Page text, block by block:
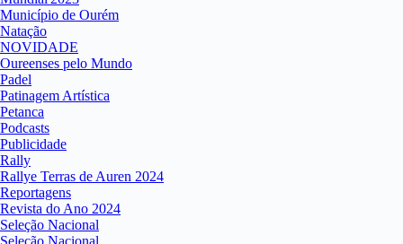
Município de Ourém
Natação
NOVIDADE
Oureenses pelo Mundo
Padel
Patinagem Artística
Petanca
Podcasts
Publicidade
Rally
Rallye Terras de Auren 2024
Reportagens
Revista do Ano 2024
Seleção Nacional
Seleção Nacional